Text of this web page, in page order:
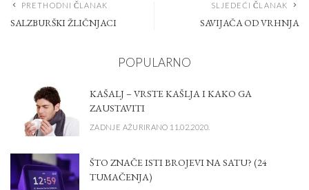
PRETHODNI ČLANAK
SALZBURŠKI ŽLIČNJACI
SLJEDEĆI ČLANAK
SAVIJAČA OD VRHNJA
POPULARNO
KAŠALJ – VRSTE KAŠLJA I KAKO GA
ZAUSTAVITI
ZADNJE AŽURIRANO 11.02.2020.
ŠTO ZNAČE ISTI BROJEVI NA SATU? (24
TUMAČENJA)